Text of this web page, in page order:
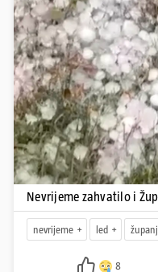
Nevrijeme zahvatilo i
nevrijeme led
8